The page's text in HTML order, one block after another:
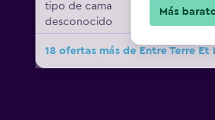
tipo de cama
desconocido
18 ofertas más de Entre Terre Et
Más